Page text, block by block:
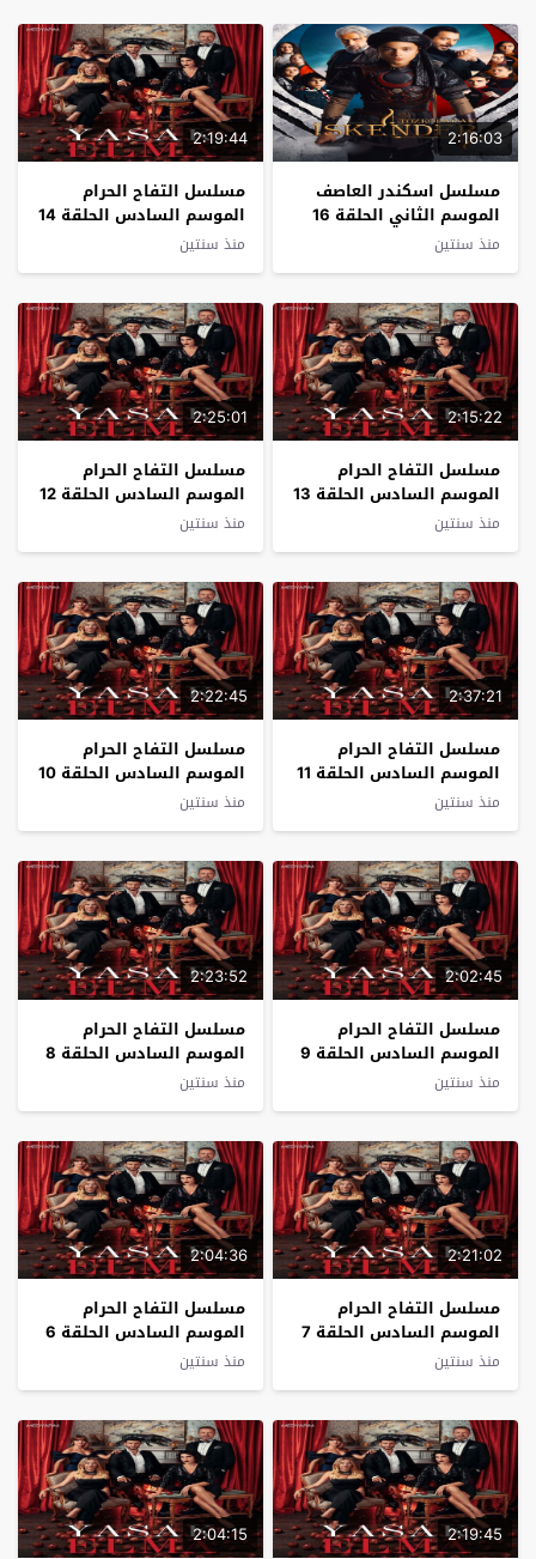
2:16:03
مسلسل اسكندر العاصف
الموسم الثاني الحلقة 16
مترجم
منذ سنتين
2:19:44
مسلسل التفاح الحرام
الموسم السادس الحلقة 14
مترجم
منذ سنتين
2:15:22
مسلسل التفاح الحرام
الموسم السادس الحلقة 13
مترجم
منذ سنتين
2:25:01
مسلسل التفاح الحرام
الموسم السادس الحلقة 12
مترجم
منذ سنتين
2:37:21
مسلسل التفاح الحرام
الموسم السادس الحلقة 11
مترجم
منذ سنتين
2:22:45
مسلسل التفاح الحرام
الموسم السادس الحلقة 10
مترجم
منذ سنتين
2:02:45
مسلسل التفاح الحرام
الموسم السادس الحلقة 9
مترجم
منذ سنتين
2:23:52
مسلسل التفاح الحرام
الموسم السادس الحلقة 8
مترجم
منذ سنتين
2:21:02
مسلسل التفاح الحرام
الموسم السادس الحلقة 7
مترجم
منذ سنتين
2:04:36
مسلسل التفاح الحرام
الموسم السادس الحلقة 6
مترجم
منذ سنتين
2:19:45
2:04:15